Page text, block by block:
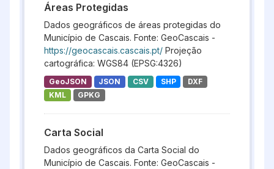
Áreas Protegidas
Dados geográficos de áreas protegidas do
Município de Cascais. Fonte: GeoCascais -
https://geocascais.cascais.pt/ Projeção
cartográfica: WGS84 (EPSG:4326)
GeoJSON JSON CSV SHP
DXF
KML
GPKG
Carta Social
Dados geográficos da Carta Social do
Município de Cascais. Fonte: GeoCascais -